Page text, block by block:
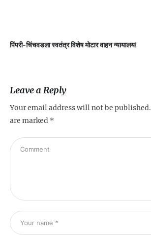
पिंपरी-चिंचवडला स्वतंत्र विशेष मोटार वाहन न्यायालय!
Leave a Reply
Your email address will not be published.
are marked *